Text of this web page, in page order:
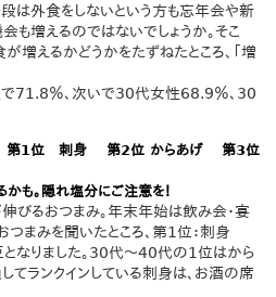
は外食をしないという方も忘年会や新
も増えるのではないでしょうか。そこ
増えるかどうかをたずねたところ、「増
71.8％、次いで30代女性68.9％、30
グ 第1位 刺身 第2位 からあげ 第3位
も。隠れ塩分にご注意を！
びるおつまみ。年末年始は飲み会・宴
つまみを聞いたところ、第1位：刺身
なりました。30代～40代の1位はから
てランクインしている刺身は、お酒の席